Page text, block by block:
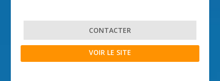
CONTACTER
VOIR LE SITE